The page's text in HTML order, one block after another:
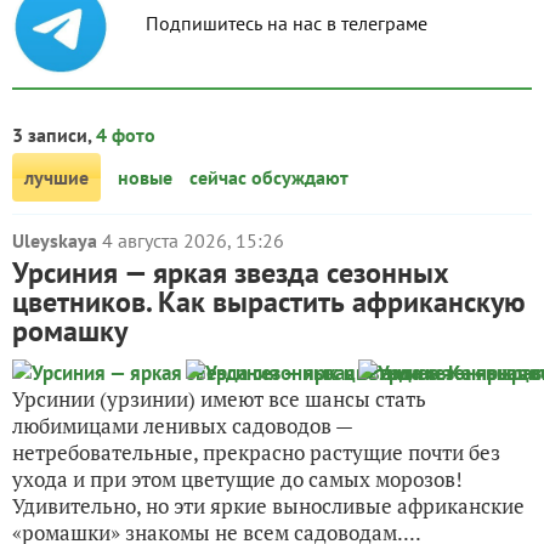
Подпишитесь на нас в телеграме
3 записи,4 фото
лучшие
новые сейчас обсуждают
Uleyskaya 4 августа 2026, 15:26
Урсиния — яркая звезда сезонных
цветников. Как вырастить африканскую
ромашку
Урсинии (урзинии) имеют все шансы стать
любимицами ленивых садоводов —
нетребовательные, прекрасно растущие почти без
ухода и при этом цветущие до самых морозов!
Удивительно, но эти яркие выносливые африканские
«ромашки» знакомы не всем садоводам....